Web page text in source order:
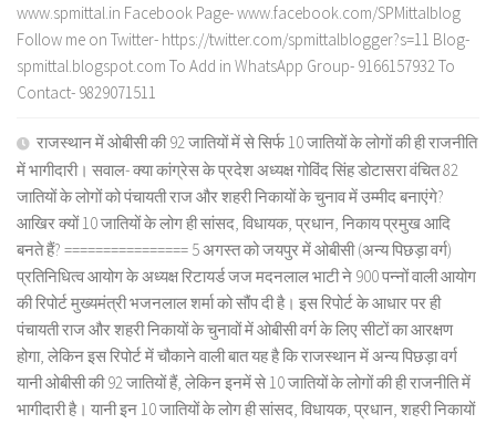
www.spmittal.in Facebook Page- www.facebook.com/SPMittalblog
Follow me on Twitter- https://twitter.com/spmittalblogger?s=11 Blog-
spmittal.blogspot.com To Add in WhatsApp Group- 9166157932 To
Contact- 9829071511
राजस्थान में ओबीसी की 92 जातियों में से सिर्फ 10 जातियों के लोगों की ही राजनीति
में भागीदारी। सवाल- क्या कांग्रेस के प्रदेश अध्यक्ष गोविंद सिंह डोटासरा वंचित 82
जातियों के लोगों को पंचायती राज और शहरी निकायों के चुनाव में उम्मीद बनाएंगे?
आखिर क्यों 10 जातियों के लोग ही सांसद, विधायक, प्रधान, निकाय प्रमुख आदि
बनते हैं? ================ 5 अगस्त को जयपुर में ओबीसी (अन्य पिछड़ा वर्ग)
प्रतिनिधित्व आयोग के अध्यक्ष रिटायर्ड जज मदनलाल भाटी ने 900 पन्नों वाली आयोग
की रिपोर्ट मुख्यमंत्री भजनलाल शर्मा को सौंप दी है। इस रिपोर्ट के आधार पर ही
पंचायती राज और शहरी निकायों के चुनावों में ओबीसी वर्ग के लिए सीटों का आरक्षण
होगा, लेकिन इस रिपोर्ट में चौकाने वाली बात यह है कि राजस्थान में अन्य पिछड़ा वर्ग
यानी ओबीसी की 92 जातियों हैं, लेकिन इनमें से 10 जातियों के लोगों की ही राजनीति में
भागीदारी है। यानी इन 10 जातियों के लोग ही सांसद, विधायक, प्रधान, शहरी निकायों